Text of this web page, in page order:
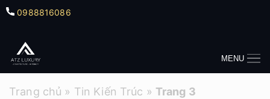
0988816086
MENU
Trang chủ » Tin Kiến Trúc » Trang 3